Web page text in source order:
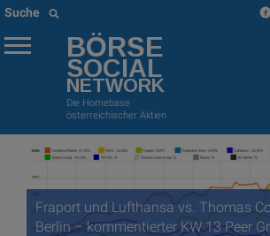
Suche
BÖRSE
SOCIAL
NETWORK
Die Homebase
österreichischer Aktien
Fraport und Lufthansa vs. Thomas
Berlin – kommentierter KW 13 Peer